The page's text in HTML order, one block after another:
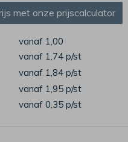
met onze prijscalculator
vanaf 1,00
vanaf 1,74 p/st
vanaf 1,84 p/st
vanaf 1,95 p/st
vanaf 0,35 p/st